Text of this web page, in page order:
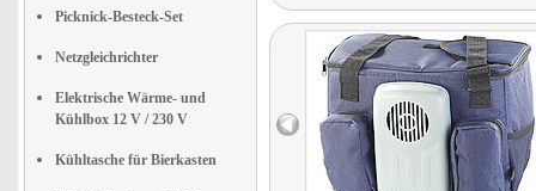
Picknick-Besteck-Set
Netzgleichrichter
Elektrische Wärme- und
Kühlbox 12 V / 230 V
Kühltasche für Bierkasten